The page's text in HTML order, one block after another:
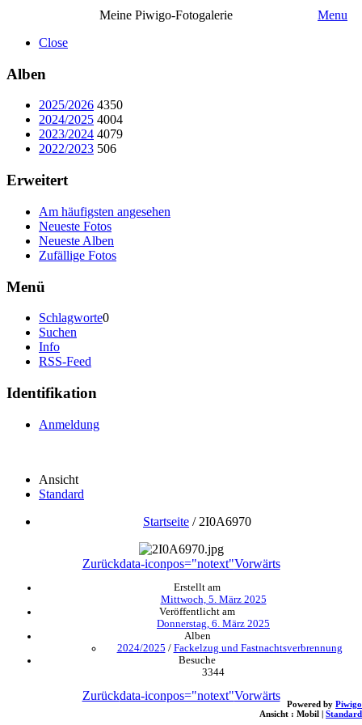
Meine Piwigo-Fotogalerie
Menu
Close
Alben
2025/2026 4350
2024/2025 4004
2023/2024 4079
2022/2023 506
Erweitert
Am häufigsten angesehen
Neueste Fotos
Neueste Alben
Zufällige Fotos
Menü
Schlagworte0
Suchen
Info
RSS-Feed
Identifikation
Anmeldung
Ansicht
Standard
Startseite / 2I0A6970
Zurückdata-iconpos="notext"Vorwärts
Erstellt am
Mittwoch, 5. März 2025
Veröffentlicht am
Donnerstag, 6. März 2025
Alben
2024/2025 / Fackelzug und Fastnachtsverbrennung
Besuche
3344
Zurückdata-iconpos="notext"Vorwärts
Powered by Piwigo
Ansicht : Mobil | Standard